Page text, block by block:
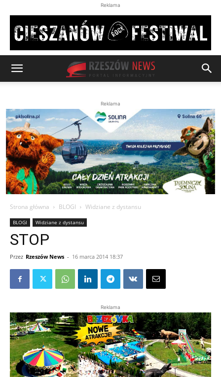
Reklama
Reklama
Strona główna BLOGI Widziane z dystansu
BLOGI Widziane z dystansu
STOP
Przez Rzeszów News - 16 marca 2014 18:37
Reklama